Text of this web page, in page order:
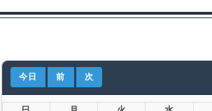
今日 前 次